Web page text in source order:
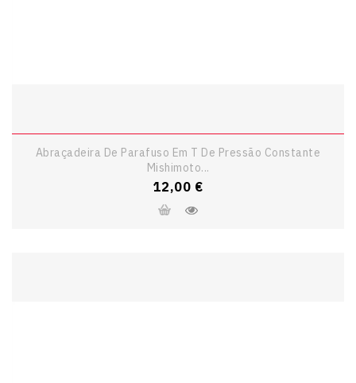
Abraçadeira De Parafuso Em T De Pressão Constante
Mishimoto...
Preço
12,00 €